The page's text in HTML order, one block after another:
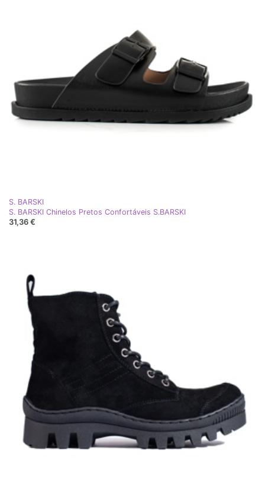
S. BARSKI
S. BARSKI Chinelos Pretos Confortáveis ​​S.BARSKI
31,36 €